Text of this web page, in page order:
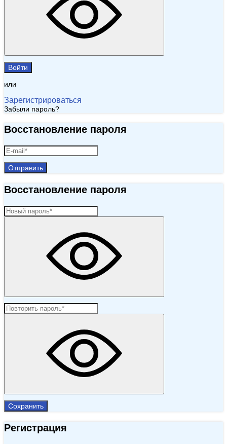
Войти
или
Зарегистрироваться
Забыли пароль?
Восстановление пароля
Отправить
Восстановление пароля
Сохранить
Регистрация